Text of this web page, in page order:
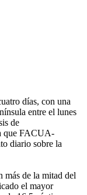
días, con una
entre el lunes
de
que FACUA-
diario sobre la
más de la mitad del
el mayor